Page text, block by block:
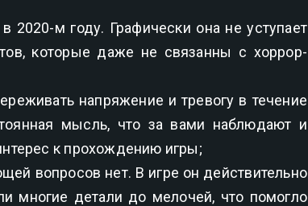
2020-м году. Графически она не уступает
которые даже не связанны с хоррор-
напряжение и тревогу в течение
мысль, что за вами наблюдают и
к прохождению игры;
вопросов нет. В игре он действительно
многие детали до мелочей, что помогло